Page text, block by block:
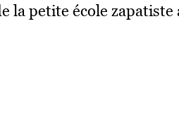
petite école zapatiste